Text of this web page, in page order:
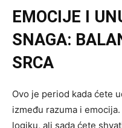
EMOCIJE I
SNAGA:
SRCA
Ovo je period kada ćete
između razuma i
logiku, ali sada ćete